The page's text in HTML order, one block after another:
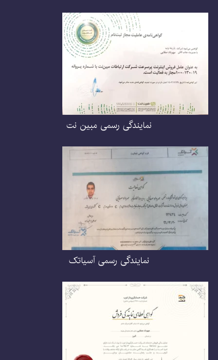
نمایندگی رسمی مبین نت
نمایندگی رسمی آسیاتک